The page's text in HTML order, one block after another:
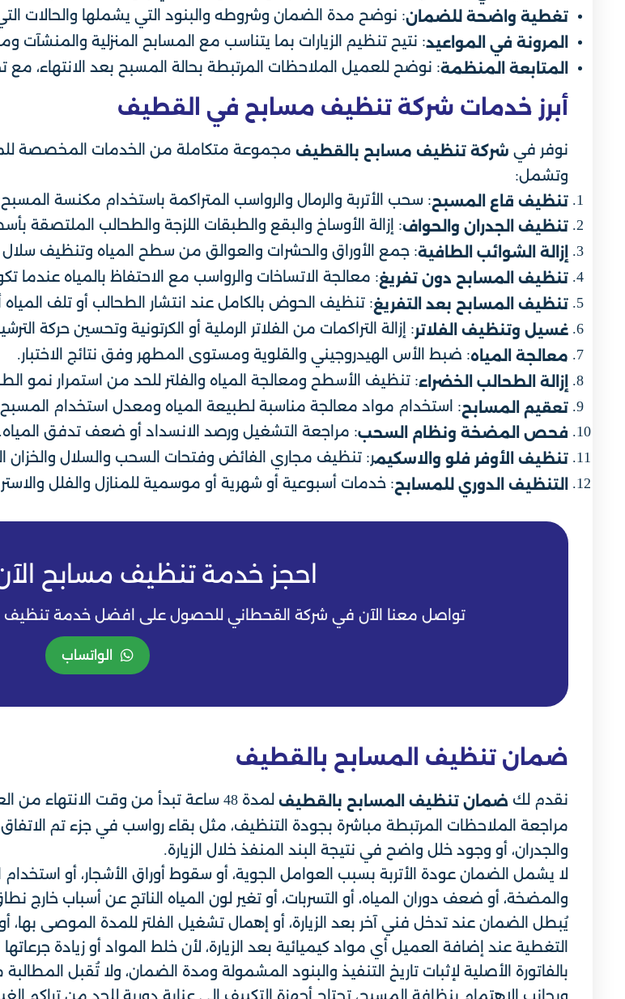
تغطية واضحة للضمان: نوضح مدة الضمان وشروطه والبنود التي يشملها والحالات
المرونة في المواعيد: نتيح تنظيم الزيارات بما يتناسب مع المسابح المنزلية والمنشآت
المتابعة المنظمة: نوضح للعميل الملاحظات المرتبطة بحالة المسبح بعد الانتهاء، مع
أبرز خدمات شركة تنظيف مسابح في القطيف
نوفر في شركة تنظيف مسابح بالقطيف مجموعة متكاملة من الخدمات المخصصة
وتشمل:
تنظيف قاع المسبح: سحب الأتربة والرمال والرواسب المتراكمة باستخدام مكنسة
تنظيف الجدران والحواف: إزالة الأوساخ والبقع والطبقات اللزجة والطحالب الملتصقة
إزالة الشوائب الطافية: جمع الأوراق والحشرات والعوالق من سطح المياه وتنظيف سلال
تنظيف المسابح دون تفريغ: معالجة الاتساخات والرواسب مع الاحتفاظ بالمياه عندما
تنظيف المسابح بعد التفريغ: تنظيف الحوض بالكامل عند انتشار الطحالب أو تلف المياه
غسيل وتنظيف الفلاتر: إزالة التراكمات من الفلاتر الرملية أو الكرتونية وتحسين حركة
معالجة المياه: ضبط الأس الهيدروجيني والقلوية ومستوى المطهر وفق نتائج الاختبار.
إزالة الطحالب الخضراء: تنظيف الأسطح ومعالجة المياه والفلتر للحد من استمرار نمو
تعقيم المسابح: استخدام مواد معالجة مناسبة لطبيعة المياه ومعدل استخدام
فحص المضخة ونظام السحب: مراجعة التشغيل ورصد الانسداد أو ضعف تدفق المياه.
تنظيف الأوفر فلو والاسكيمر: تنظيف مجاري الفائض وفتحات السحب والسلال والخزان
التنظيف الدوري للمسابح: خدمات أسبوعية أو شهرية أو موسمية للمنازل والفلل
احجز خدمة تنظيف مسابح الآن
تواصل معنا الآن في شركة القحطاني للحصول على افضل خدمة
الواتساب
ضمان تنظيف المسابح بالقطيف
نقدم لك ضمان تنظيف المسابح بالقطيف
لمدة 48 ساعة تبدأ من وقت
مراجعة الملاحظات المرتبطة مباشرة بجودة التنظيف، مثل بقاء رواسب في جزء تم
والجدران، أو وجود خلل واضح في نتيجة البند المنفذ خلال الزيارة.
لا يشمل الضمان عودة الأتربة بسبب العوامل الجوية، أو سقوط أوراق الأشجار، أو
والمضخة، أو ضعف دوران المياه، أو التسربات، أو تغير لون المياه الناتج عن أسباب خارج
يُبطل الضمان عند تدخل فني آخر بعد الزيارة، أو إهمال تشغيل الفلتر للمدة الموصى بها،
التغطية عند إضافة العميل أي مواد كيميائية بعد الزيارة، لأن خلط المواد أو زيادة
بالفاتورة الأصلية لإثبات تاريخ التنفيذ والبنود المشمولة ومدة الضمان، ولا تُقبل
وبجانب الاهتمام بنظافة المسبح، تحتاج أجهزة التكييف إلى عناية دورية للحد من تراكم